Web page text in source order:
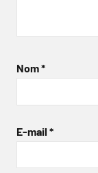
Nom*
E-mail *